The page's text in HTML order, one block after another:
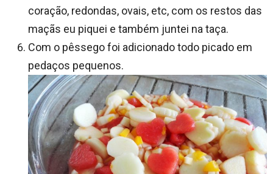
coração, redondas, ovais, etc, com os restos das
maçãs eu piquei e também juntei na taça.
Com o pêssego foi adicionado todo picado em
pedaços pequenos.